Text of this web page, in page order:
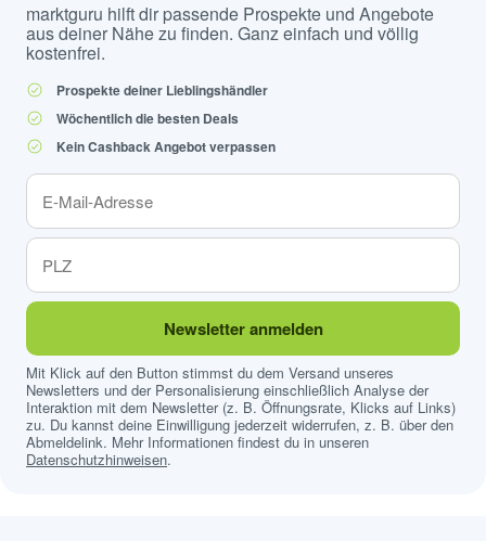
marktguru hilft dir passende Prospekte und Angebote
aus deiner Nähe zu finden. Ganz einfach und völlig
kostenfrei.
Prospekte deiner Lieblingshändler
Wöchentlich die besten Deals
Kein Cashback Angebot verpassen
Newsletter anmelden
Mit Klick auf den Button stimmst du dem Versand unseres
Newsletters und der Personalisierung einschließlich Analyse der
Interaktion mit dem Newsletter (z. B. Öffnungsrate, Klicks auf Links)
zu. Du kannst deine Einwilligung jederzeit widerrufen, z. B. über den
Abmeldelink. Mehr Informationen findest du in unseren
Datenschutzhinweisen.